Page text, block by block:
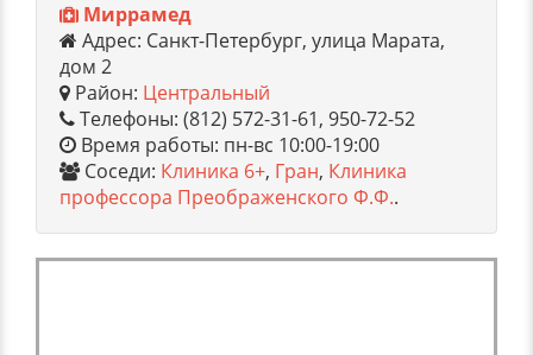
Миррамед
Адрес: Санкт-Петербург, улица Марата,
дом 2
Район: Центральный
Телефоны: (812) 572-31-61, 950-72-52
Время работы: пн-вс 10:00-19:00
Соседи: Клиника 6+, Гран, Клиника
профессора Преображенского Ф.Ф..